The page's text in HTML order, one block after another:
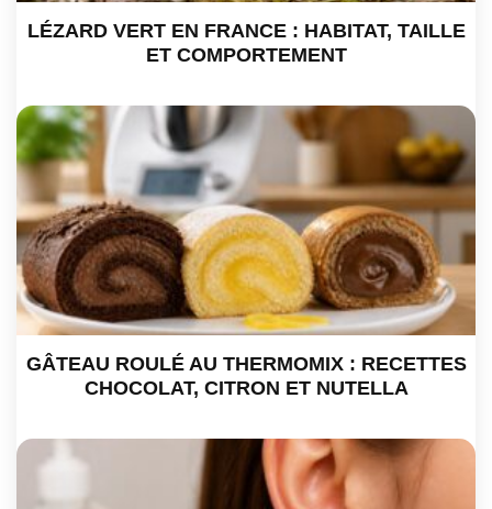
LÉZARD VERT EN FRANCE : HABITAT, TAILLE
ET COMPORTEMENT
GÂTEAU ROULÉ AU THERMOMIX : RECETTES
CHOCOLAT, CITRON ET NUTELLA